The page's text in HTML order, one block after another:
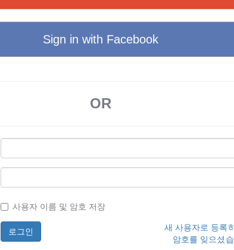
Sign in with Facebook
OR
사용자 이름 및 암호 저장
새 사용자로 등록
암호를 잊으셨